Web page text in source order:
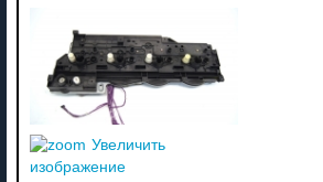
Увеличить
изображение